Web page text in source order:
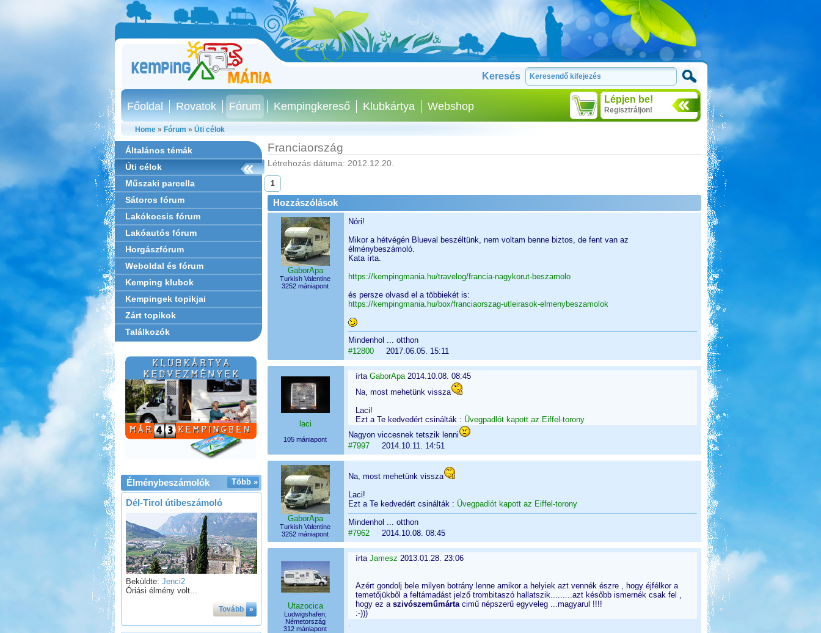
Keresés
Lépjen be!
Regisztráljon!
Főoldal Rovatok Fórum Kempingkereső Klubkártya Webshop
Home» Fórum » Úti célok
Általános témák
Úti célok
Műszaki parcella
Sátoros fórum
Lakókocsis fórum
Lakóautós fórum
Horgászfórum
Weboldal és fórum
Kemping klubok
Kempingek topikjai
Zárt topikok
Találkozók
Több »
Élménybeszámolók
Dél-Tirol útibeszámoló
Beküldte: Jenci2
Óriási élmény volt...
Tovább »
Franciaország
Létrehozás dátuma: 2012.12.20.
1
Hozzászólások
GaborApa
Turkish Valentine
3252 mániapont
Nóri!
Mikor a hétvégén Blueval beszéltünk, nem voltam benne biztos, de fent van az
élménybeszámoló.
Kata írta.
https://kempingmania.hu/travelog/francia-nagykorut-beszamolo
és persze olvasd el a többiekét is:
https://kempingmania.hu/box/franciaorszag-utleirasok-elmenybeszamolok
Mindenhol ... otthon
#128002017.06.05. 15:11
laci
105 mániapont
írta GaborApa2014.10.08. 08:45
Na, most mehetünk vissza
Laci!
Ezt a Te kedvedért csinálták : Üvegpadlót kapott az Eiffel-torony
Nagyon viccesnek tetszik lenni
#79972014.10.11. 14:51
GaborApa
Turkish Valentine
3252 mániapont
Na, most mehetünk vissza
Laci!
Ezt a Te kedvedért csinálták : Üvegpadlót kapott az Eiffel-torony
Mindenhol ... otthon
#79622014.10.08. 08:45
Utazocica
Ludwigshafen,
Németország
312 mániapont
írta Jamesz 2013.01.28. 23:06
Azért gondolj bele milyen botrány lenne amikor a helyiek azt vennék észre , hogy éjfélkor a
temetőjükből a feltámadást jelző trombitaszó hallatszik.........azt később ismernék csak fel ,
hogy ez a szivószeműmárta cimű népszerű egyveleg ...magyarul !!!!
:-)))
.